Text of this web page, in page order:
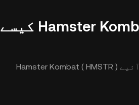
منتخب کریں کہ آپ KuCoin پر Hamster Kombat کیسے
KuCoin پر کرپٹو کرنسی خریدنا آسان اور بدیہی ہے۔ آئیے Hamster Kombat ( HMSTR )